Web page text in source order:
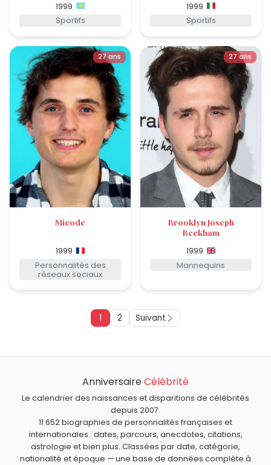
1999
Sportifs
1999
Sportifs
27 ans
Micode
1999
Personnalités des
réseaux sociaux
27 ans
Brooklyn Joseph
Beckham
1999
Mannequins
1 2 Suivant
AnniversaireCélébrité
Le calendrier des naissances et disparitions de célébrités
depuis 2007.
11 652 biographies de personnalités françaises et
internationales : dates, parcours, anecdotes, citations,
astrologie et bien plus. Classées par date, catégorie,
nationalité et époque — une base de données complète à